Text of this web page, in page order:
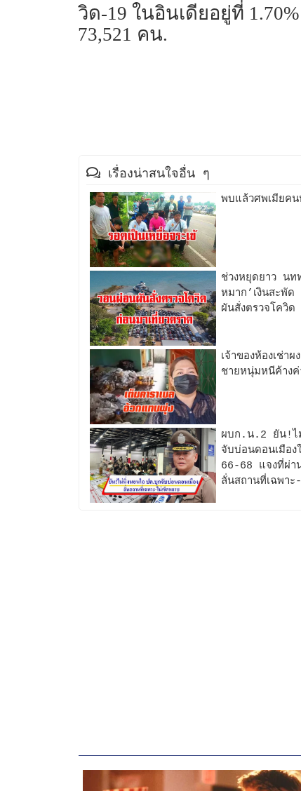
วิด-19 ในอินเดียอยู่ที่ 1.70%
73,521 คน.
เรื่องน่าสนใจอื่น ๆ
พบแล้วศพเมียคน
ช่วงหยุดยาว นท
หมาก’เงินสะพั
ผันสั่งตรวจโควิด
เจ้าของห้องเช่า
ชายหนุ่มหนีค้างค่
ผบก.น.2 ยัน!ไม่
จับบ่อนดอนเมือ
66-68 แจงที่ผ่า
ลั่นสถานที่เฉพาะ